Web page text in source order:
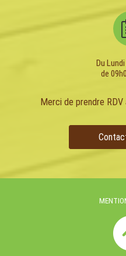
Du
de
Merci de prendre